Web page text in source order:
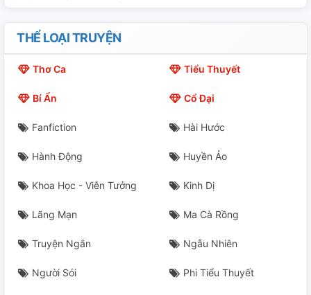
THỂ LOẠI TRUYỆN
Thơ Ca Tiểu Thuyết
Bí Ẩn Cổ Đại
Fanfiction Hài Hước
Hành Động Huyền Ảo
Khoa Học - Viễn Tưởng Kinh Dị
Lãng Mạn Ma Cà Rồng
Truyện Ngắn Ngẫu Nhiên
Người Sói Phi Tiểu Thuyết